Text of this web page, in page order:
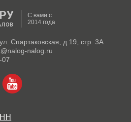
С вами с
2014 года
Спартаковская, д.19, стр. 3А
nalog.ru
07